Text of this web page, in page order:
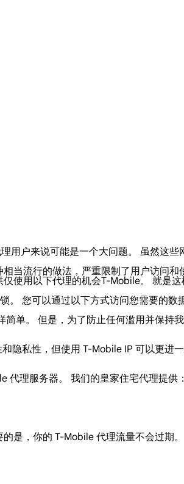
用户来说可能是一个大问题。 虽然这
当流行的做法，严重限制了用户访问和
使用以下代理的机会T-Mobile。 就是这
您可以通过以下方式访问您需要的
单。 但是，为了防止任何滥用并保持
隐私性，但使用 T-Mobile IP 可以更进
代理服务器。 我们的皇家住宅代理提供：
是，你的 T-Mobile 代理流量不会过期